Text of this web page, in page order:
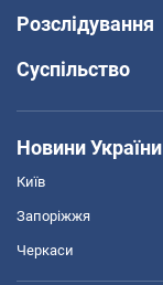
Розслідування
Суспільство
Новини України
Київ
Запоріжжя
Черкаси